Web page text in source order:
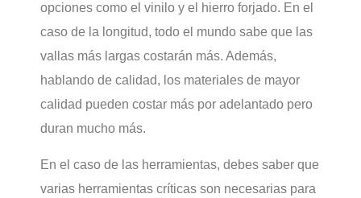
opciones como el vinilo y el hierro forjado. En el
caso de la longitud, todo el mundo sabe que las
vallas más largas costarán más. Además,
hablando de calidad, los materiales de mayor
calidad pueden costar más por adelantado pero
duran mucho más.
En el caso de las herramientas, debes saber que
varias herramientas críticas son necesarias para